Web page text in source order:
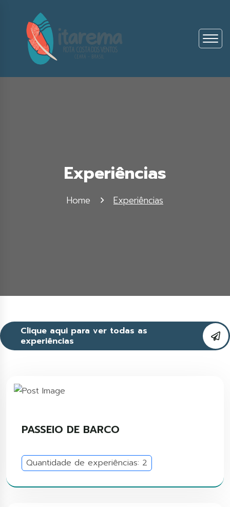
Experiências
Home Experiências
Clique aqui para ver todas as
experiências
PASSEIO DE BARCO
Quantidade de experiências: 2